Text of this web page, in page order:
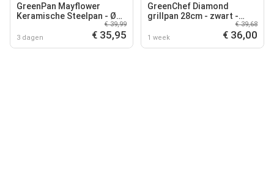
GreenPan Mayflower
Keramische Steelpan - Ø
3 dagen
€ 39,99
€ 35,95
GreenChef Diamond
grillpan 28cm - zwart -
1 week
€ 39,68
€ 36,00